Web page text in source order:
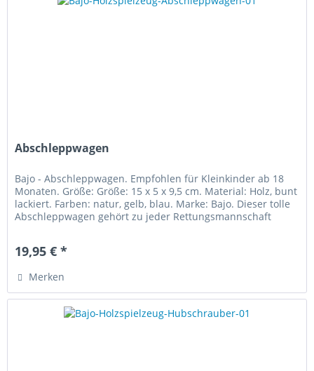
Abschleppwagen
Bajo - Abschleppwagen. Empfohlen für Kleinkinder ab 18
Monaten. Größe: Größe: 15 x 5 x 9,5 cm. Material: Holz, bunt
lackiert. Farben: natur, gelb, blau. Marke: Bajo. Dieser tolle
Abschleppwagen gehört zu jeder Rettungsmannschaft
19,95 € *
Merken